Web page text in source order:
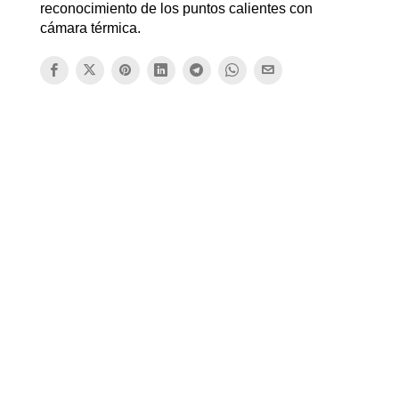
reconocimiento de los puntos calientes con
cámara térmica.